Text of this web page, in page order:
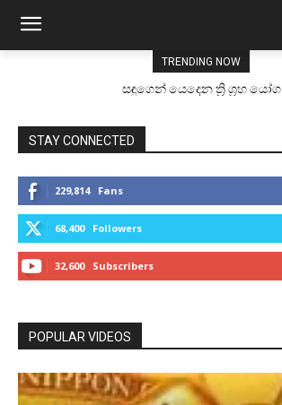
TRENDING NOW
සඳුගෙන් යෙදෙන ත්‍රි ග්‍රහ යෝග
STAY CONNECTED
229,814 Fans
68,400 Followers
32,600 Subscribers
POPULAR VIDEOS